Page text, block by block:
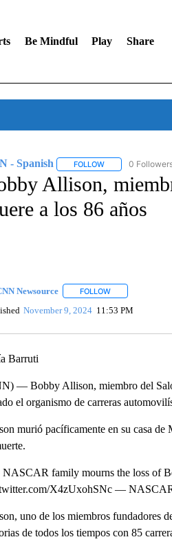
Be Mindful Play Share
- Spanish FOLLOWFOLLOW "CNN -
0
Allison,
a los 86 años
Newsource FOLLOWFOLLOW "" TO
November 9, 2024 11:53 PM
Barruti
— Bobby Allison, miembro del
el organismo de carreras
murió pacíficamente en su casa
NASCAR family mourns the loss of
X4zUxohSNc —
uno de los miembros fundadores
de todos los tiempos con 85